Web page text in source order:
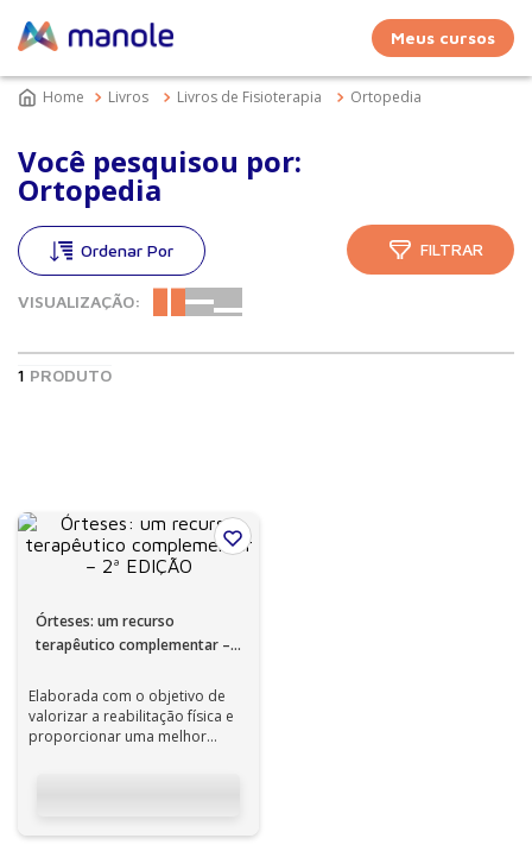
Meus cursos
Livros Livros de Fisioterapia Ortopedia
Você pesquisou por:
Ortopedia
VISUALIZAÇÃO:
FILTRAR
1 PRODUTO
Órteses: um recurso
terapêutico complementar –
Elaborada com o objetivo de
valorizar a reabilitação física e
proporcionar uma melhor